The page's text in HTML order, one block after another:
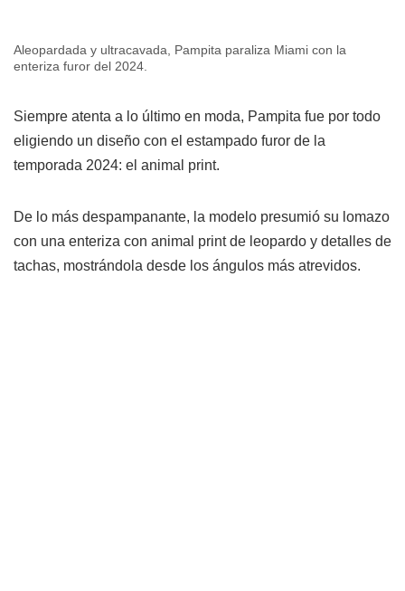
Aleopardada y ultracavada, Pampita paraliza Miami con la
enteriza furor del 2024.
Siempre atenta a lo último en moda, Pampita fue por todo
eligiendo un diseño con el estampado furor de la
temporada 2024: el animal print.
De lo más despampanante, la modelo presumió su lomazo
con una enteriza con animal print de leopardo y detalles de
tachas, mostrándola desde los ángulos más atrevidos.